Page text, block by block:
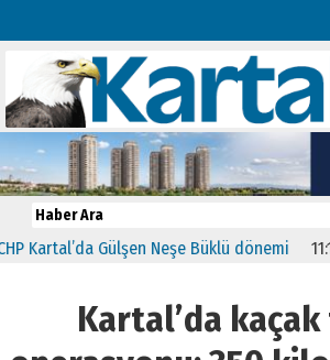
Gülşen Neşe Büklü dönemi 11:13
Kartal’da